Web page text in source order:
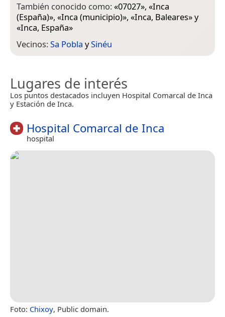
También conocido como:«07027», «Inca
(España)», «Inca (municipio)», «Inca, Baleares» y
«Inca, España»
Vecinos:Sa Pobla ySinéu
Lugares de interés
Los puntos destacados incluyen Hospital Comarcal de Inca
y Estación de Inca.
Hospital Comarcal de Inca
hospital
Foto: Chixoy, Public domain.